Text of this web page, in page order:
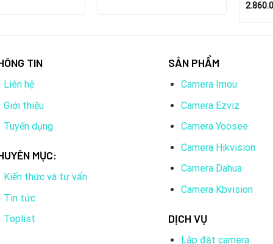
triển mạnh mẽ, trở thành công ty đa quốc gia với 25 chi
cũng có công ty liên kết với Ấn Độ và Nga, một
trên toàn quốc.
triển của thương hiệu Hikvision
TIN
Liên hệ
Giới thiệu
Tuyển dụng
MỤC:
Kiến thức và tư vấn
Tin tức
Toplist
SẢN PHẨM
Camera Imou
Camera Ezviz
Camera Yoosee
Camera Hikvision
Camera Dahua
Camera Kbvision
DỊCH VỤ
Lắp đặt camera